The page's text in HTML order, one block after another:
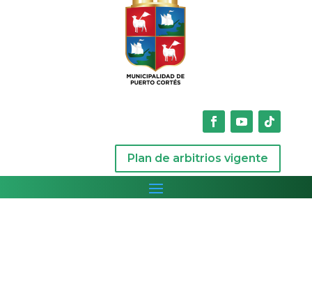
Plan de arbitrios vigente